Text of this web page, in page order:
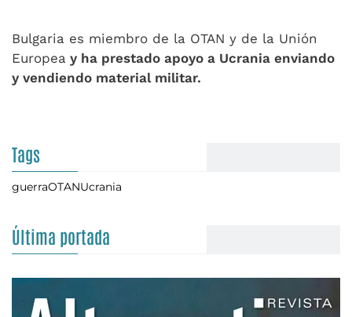
Bulgaria es miembro de la OTAN y de la Unión
Europea y ha prestado apoyo a Ucrania enviando
y vendiendo material militar.
Tags
guerraOTANUcrania
Última portada